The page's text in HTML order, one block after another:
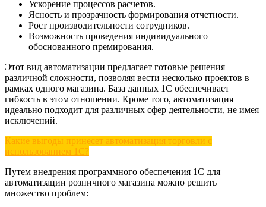
Ускорение процессов расчетов.
Ясность и прозрачность формирования отчетности.
Рост производительности сотрудников.
Возможность проведения индивидуального
обоснованного премирования.
Этот вид автоматизации предлагает готовые решения
различной сложности, позволяя вести несколько проектов в
рамках одного магазина. База данных 1С обеспечивает
гибкость в этом отношении. Кроме того, автоматизация
идеально подходит для различных сфер деятельности, не имея
исключений.
Какие выгоды принесет автоматизация торговли с
использованием 1С?
Путем внедрения программного обеспечения 1С для
автоматизации розничного магазина можно решить
множество проблем: